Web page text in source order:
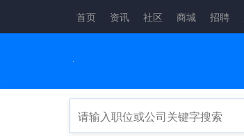
首页 资讯 社区 商城 招聘